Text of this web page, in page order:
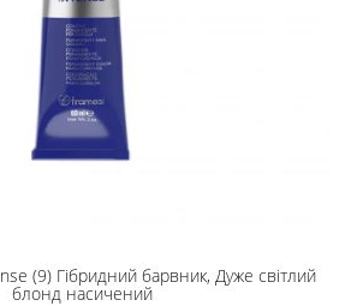
(9) Гібридний барвник, Дуже світлий
блонд насичений